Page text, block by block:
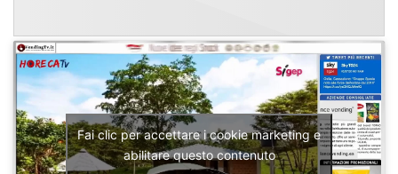
Fai clic per accettare i cookie marketing e
abilitare questo contenuto